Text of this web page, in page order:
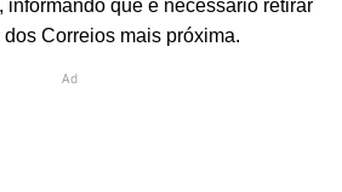
informando que é necessário retirar
Correios mais próxima.
Ad